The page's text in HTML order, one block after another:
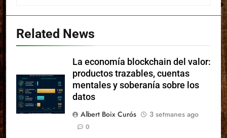
Related News
La economía blockchain del valor:
productos trazables, cuentas
mentales y soberanía sobre los
datos
Albert Boix Curós
3 setmanes ago
0